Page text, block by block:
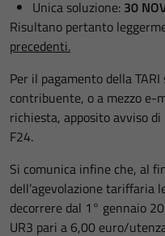
Unica soluzione: 30
Risultano pertanto
precedenti.
Per il pagamento della
contribuente, o a mezzo e-
richiesta, apposito avviso
F24.
Si comunica infine che, al
dell’agevolazione tariffaria
decorrere dal 1° gennaio
UR3 pari a 6,00 euro/